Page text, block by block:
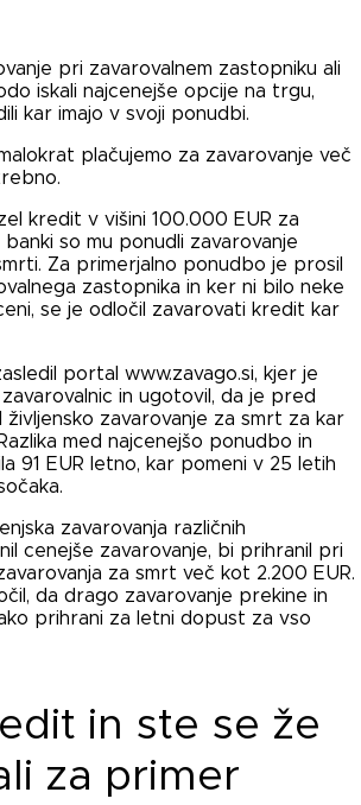
pri zavarovalnem zastopniku ali
iskali najcenejše opcije na trgu,
kar imajo v svoji ponudbi.
plačujemo za zavarovanje več
kredit v višini 100.000 EUR za
so mu ponudli zavarovanje
Za primerjalno ponudbo je prosil
zastopnika in ker ni bilo neke
se je odločil zavarovati kredit kar
portal www.zavago.si, kjer je
in ugotovil, da je pred
življensko zavarovanje za smrt za kar
med najcenejšo ponudbo in
91 EUR letno, kar pomeni v 25 letih
zavarovanja različnih
cenejše zavarovanje, bi prihranil pri
za smrt več kot 2.200 EUR.
da drago zavarovanje prekine in
prihrani za letni dopust za vso
in ste se že
za primer